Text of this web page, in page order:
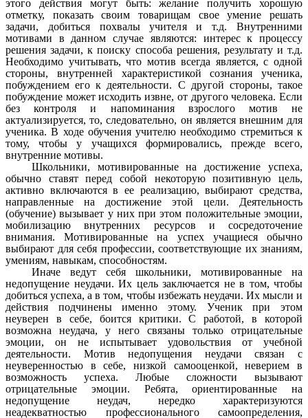
этого действия могут быть: желание получить хорошую
отметку, показать своим товарищам свое умение решать
задачи, добиться похвалы учителя и т.д. Внутренними
мотивами в данном случае являются: интерес к процессу
решения задачи, к поиску способа решения, результату и т.д.
Необходимо учитывать, что мотив всегда является, с одной
стороны, внутренней характеристикой сознания ученика,
побуждением его к деятельности. С другой стороны, такое
побуждение может исходить извне, от другого человека. Если
без контроля и напоминания взрослого мотив не
актуализируется, то, следовательно, он является внешним для
ученика. В ходе обучения учителю необходимо стремиться к
тому, чтобы у учащихся формировались, прежде всего,
внутренние мотивы.
Школьники, мотивированные на достижение успеха,
обычно ставят перед собой некоторую позитивную цель,
активно включаются в ее реализацию, выбирают средства,
направленные на достижение этой цели. Деятельность
(обучение) вызывает у них при этом положительные эмоции,
мобилизацию внутренних ресурсов и сосредоточение
внимания. Мотивированные на успех учащиеся обычно
выбирают для себя профессии, соответствующие их знаниям,
умениям, навыкам, способностям.
Иначе ведут себя школьники, мотивированные на
недопущение неудачи. Их цель заключается не в том, чтобы
добиться успеха, а в том, чтобы избежать неудачи. Их мысли и
действия подчинены именно этому. Ученик при этом
неуверен в себе, боится критики. С работой, в которой
возможна неудача, у него связаны только отрицательные
эмоции, он не испытывает удовольствия от учебной
деятельности. Мотив недопущения неудачи связан с
неуверенностью в себе, низкой самооценкой, неверием в
возможность успеха. Любые сложности вызывают
отрицательные эмоции. Ребята, ориентированные на
недопущение неудач, нередко характеризуются
неадекватностью профессионального самоопределения,